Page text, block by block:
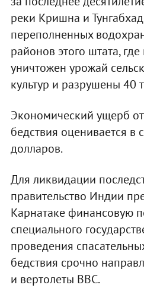
реки Кришна и
переполненных
районов этого штата,
уничтожен урожай
культур и разрушены 40
Экономический ущерб
бедствия оценивается в
долларов.
Для ликвидации
правительство Индии
Карнатаке финансовую
специального
проведения
бедствия срочно
и вертолеты ВВС.